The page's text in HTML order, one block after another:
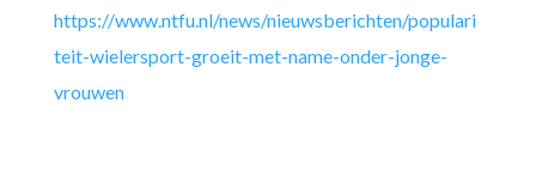
https://www.ntfu.nl/news/nieuwsberichten/populari
teit-wielersport-groeit-met-name-onder-jonge-
vrouwen